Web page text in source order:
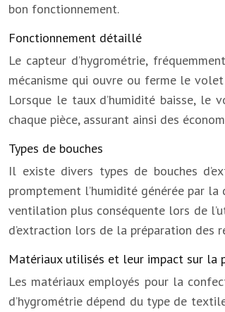
bon fonctionnement.
Fonctionnement détaillé
Le capteur d’hygrométrie,
mécanisme qui ouvre ou ferme le
Lorsque le taux d’humidité baisse, le
chaque pièce, assurant ainsi des
Types de bouches
Il existe divers types de bouches
promptement l’humidité générée par la
ventilation plus conséquente lors de
d’extraction lors de la préparation des
Matériaux utilisés et leur impact sur la
Les matériaux employés pour la
d’hygrométrie dépend du type de